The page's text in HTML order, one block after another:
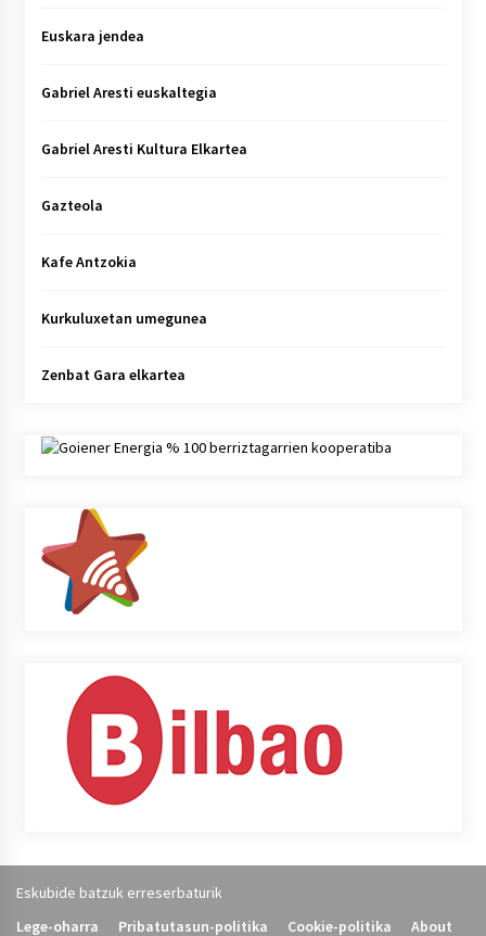
Euskara jendea
Gabriel Aresti euskaltegia
Gabriel Aresti Kultura Elkartea
Gazteola
Kafe Antzokia
Kurkuluxetan umegunea
Zenbat Gara elkartea
Eskubide batzuk erreserbaturik
Lege-oharra
Pribatutasun-politika Cookie-politika About